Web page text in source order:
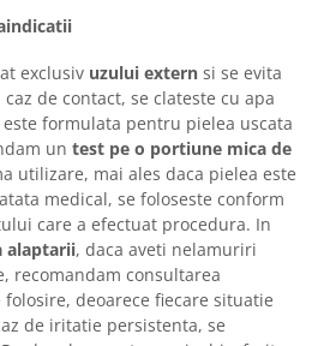
exclusiv uzului extern si se evita
de contact, se clateste cu apa
formulata pentru pielea uscata
un test pe o portiune mica de
utilizare, mai ales daca pielea este
medical, se foloseste conform
care a efectuat procedura. In
alaptarii, daca aveti nelamuriri
recomandam consultarea
deoarece fiecare situatie
de iritatie persistenta, se